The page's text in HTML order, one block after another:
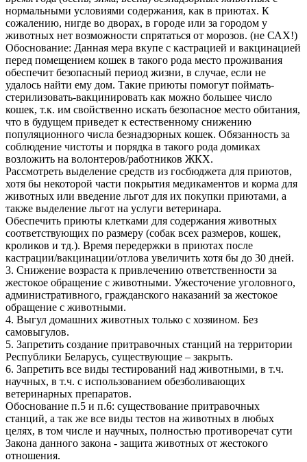
нормальными условиями содержания, как в приютах. К
сожалению, нигде во дворах, в городе или за городом у
животных нет возможности спрятаться от морозов. (не САХ!)
Обоснование: Данная мера вкупе с кастрацией и вакцинацией
перед помещением кошек в такого рода место проживания
обеспечит безопасный период жизни, в случае, если не
удалось найти ему дом. Такие приюты помогут поймать-
стерилизовать-вакцинировать как можно большее число
кошек, т.к. им свойственно искать безопасное место обитания,
что в будущем приведет к естественному снижению
популяционного числа безнадзорных кошек. Обязанность за
соблюдение чистоты и порядка в такого рода домиках
возложить на волонтеров/работников ЖКХ.
Рассмотреть выделение средств из госбюджета для приютов,
хотя бы некоторой части покрытия медикаментов и корма для
животных или введение льгот для их покупки приютами, а
также выделение льгот на услуги ветеринара.
Обеспечить приюты клетками для содержания животных
соответствующих по размеру (собак всех размеров, кошек,
кроликов и тд.). Время передержки в приютах после
кастрации/вакцинации/отлова увеличить хотя бы до 30 дней.
3. Снижение возраста к привлечению ответственности за
жестокое обращение с животными. Ужесточение уголовного,
административного, гражданского наказаний за жестокое
обращение с животными.
4. Выгул домашних животных только с хозяином. Без
самовыгулов.
5. Запретить создание притравочных станций на территории
Республики Беларусь, существующие – закрыть.
6. Запретить все виды тестирований над животными, в т.ч.
научных, в т.ч. с использованием обезболивающих
ветеринарных препаратов.
Обоснование п.5 и п.6: существование притравочных
станций, а так же все виды тестов на животных в любых
целях, в том числе и научных, полностью противоречат сути
Закона данного закона - защита животных от жестокого
отношения.